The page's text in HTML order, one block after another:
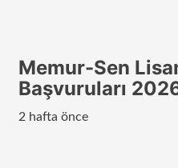
Memur-Sen
Başvuruları
2 hafta önce